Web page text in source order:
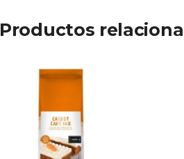
Productos